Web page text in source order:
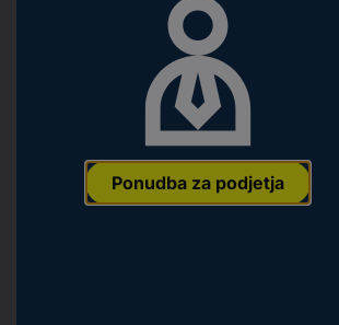
Ponudba za podjetja
Orodje & Delavnica
KS Tools 1173868
mm 3/8" (10 mm)
4042146325667 Koda proizvajalca: